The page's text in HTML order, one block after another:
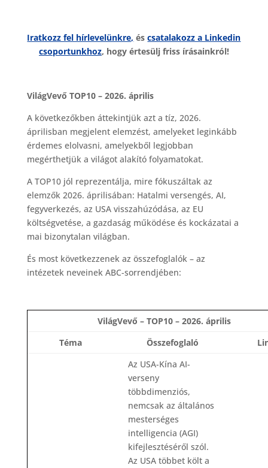
Iratkozz fel hírlevelünkre, éscsatalakozz a Linkedin
csoportunkhoz, hogy értesülj friss írásainkról!
VilágVevő TOP10 – 2026. április
A következőkben áttekintjük azt a tíz, 2026.
áprilisban megjelent elemzést, amelyeket leginkább
érdemes elolvasni, amelyekből legjobban
megérthetjük a világot alakító folyamatokat.
A TOP10 jól reprezentálja, mire fókuszáltak az
elemzők 2026. áprilisában: Hatalmi versengés, AI,
fegyverkezés, az USA visszahúzódása, az EU
költségvetése, a gazdaság működése és kockázatai a
mai bizonytalan világban.
És most következzenek az összefoglalók – az
intézetek neveinek ABC-sorrendjében:
VilágVevő – TOP10 – 2026. április
Téma
Összefoglaló
Az USA-Kína AI-
verseny
többdimenziós,
nemcsak az általános
mesterséges
intelligencia (AGI)
kifejlesztéséről szól.
Az USA többet költ a